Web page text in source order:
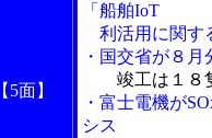
【5面】
「船舶IoT
利活用に関す
・国交省が８
竣工は１８
・富士電機が
シス